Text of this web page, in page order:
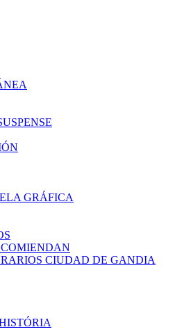
GRÁFICA
CIUDAD DE GANDIA